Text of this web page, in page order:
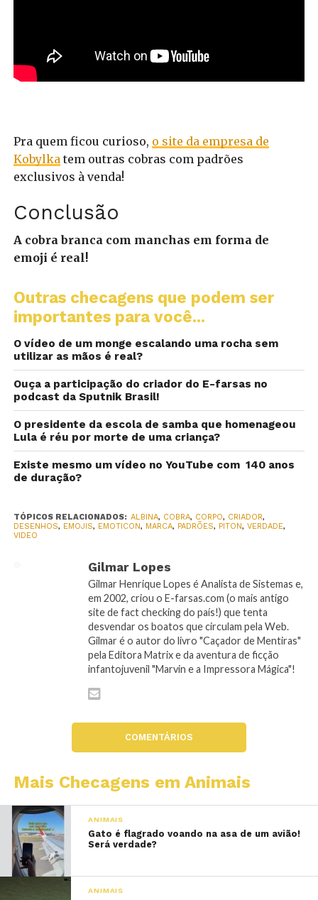
Pra quem ficou curioso, o site da empresa de
Kobylka tem outras cobras com padrões
exclusivos à venda!
Conclusão
A cobra branca com manchas em forma de
emoji é real!
Outras checagens que podem ser
importantes para você...
O vídeo de um monge escalando uma rocha sem
utilizar as mãos é real?
Ouça a participação do criador do E-farsas no
podcast da Sputnik Brasil!
O presidente da escola de samba que homenageou
Lula é réu por morte de uma criança?
Existe mesmo um vídeo no YouTube com 140 anos
de duração?
TÓPICOS RELACIONADOS: ALBINA, COBRA, CORPO, CRIADOR,
DESENHOS, EMOJIS, EMOTICON, MARCA, PADRÕES, PITON, VERDADE,
VIDEO
Gilmar Lopes
Gilmar Henrique Lopes é Analista de Sistemas e,
em 2002, criou o E-farsas.com (o mais antigo
site de fact checking do país!) que tenta
desvendar os boatos que circulam pela Web.
Gilmar é o autor do livro "Caçador de Mentiras"
pela Editora Matrix e da aventura de ficção
infantojuvenil "Marvin e a Impressora Mágica"!
COMENTÁRIOS
Mais Checagens em Animais
ANIMAIS
Gato é flagrado voando na asa de um avião!
Será verdade?
ANIMAIS